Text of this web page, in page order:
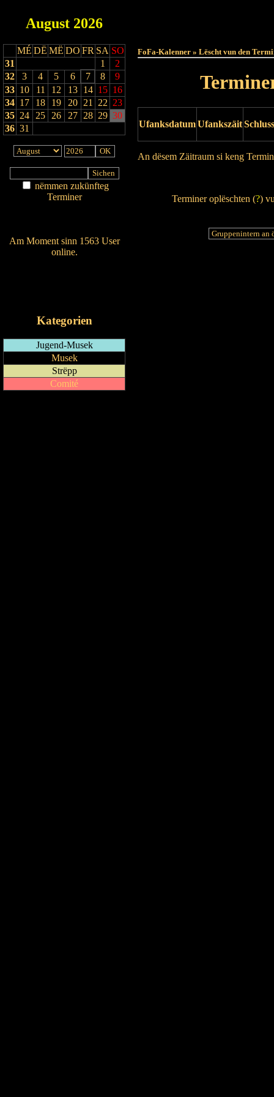
August 2026
MÉ DË MË DO FR SA SO
31
1
2
32
3 4 5 6 7 8
9
33 10 11 12 13 14 15 16
34 17 18 19 20 21 22 23
35 24 25 26 27 28 29 30
36 31
nëmmen zukünfteg
Terminer
Am Moment sinn 1563 User
online.
Kategorien
Jugend-Musek
Musek
Strëpp
Comité
FoFa-Kalenner » Lëscht vun den
UfanksdatumUfankszäit
An dësem Zäitraum si keng
Terminer oplëschten (?)